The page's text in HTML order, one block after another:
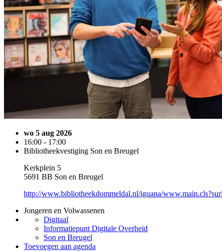
wo 5 aug 2026
16:00 - 17:00
Bibliotheekvestiging Son en Breugel
Kerkplein 5
5691 BB Son en Breugel
http://www.bibliotheekdommeldal.nl/iguana/
Jongeren en Volwassenen
Digitaal
Informatiepunt Digitale Overheid
Son en Breugel
Toevoegen aan agenda